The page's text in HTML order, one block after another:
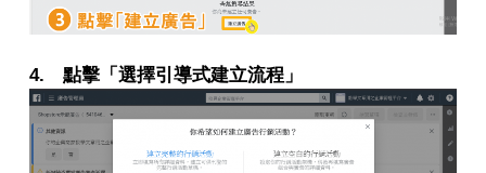
4. 點擊「選擇引導式建立流程」